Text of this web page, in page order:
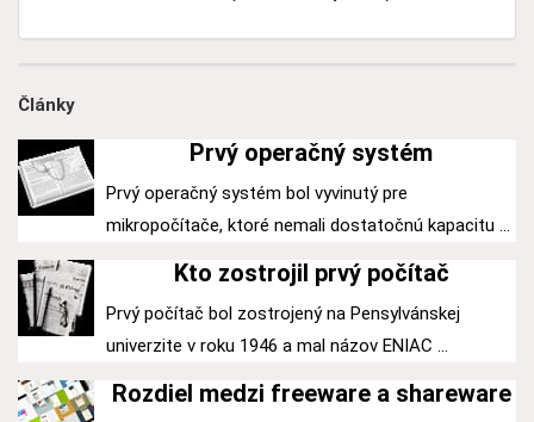
Články
Prvý operačný systém
Prvý operačný systém bol vyvinutý pre
mikropočítače, ktoré nemali dostatočnú kapacitu ...
Kto zostrojil prvý počítač
Prvý počítač bol zostrojený na Pensylvánskej
univerzite v roku 1946 a mal názov ENIAC ...
Rozdiel medzi freeware a shareware